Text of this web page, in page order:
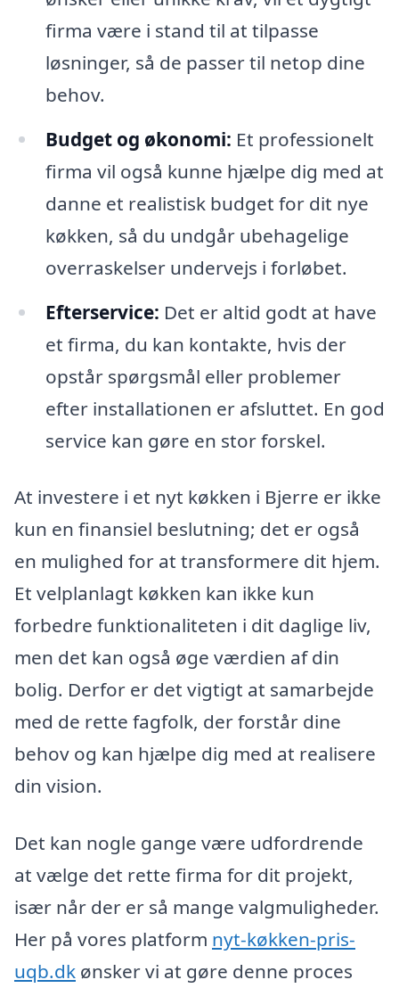
firma være i stand til at tilpasse
løsninger, så de passer til netop dine
behov.
Budget og økonomi: Et professionelt
firma vil også kunne hjælpe dig med at
danne et realistisk budget for dit nye
køkken, så du undgår ubehagelige
overraskelser undervejs i forløbet.
Efterservice: Det er altid godt at have
et firma, du kan kontakte, hvis der
opstår spørgsmål eller problemer
efter installationen er afsluttet. En god
service kan gøre en stor forskel.
At investere i et nyt køkken i Bjerre er ikke
kun en finansiel beslutning; det er også
en mulighed for at transformere dit hjem.
Et velplanlagt køkken kan ikke kun
forbedre funktionaliteten i dit daglige liv,
men det kan også øge værdien af din
bolig. Derfor er det vigtigt at samarbejde
med de rette fagfolk, der forstår dine
behov og kan hjælpe dig med at realisere
din vision.
Det kan nogle gange være udfordrende
at vælge det rette firma for dit projekt,
især når der er så mange valgmuligheder.
Her på vores platform nyt-køkken-pris-
uqb.dk ønsker vi at gøre denne proces